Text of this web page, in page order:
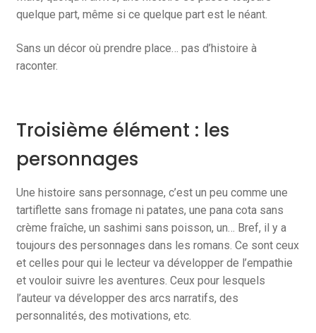
quelque part, même si ce quelque part est le néant.
Sans un décor où prendre place… pas d’histoire à
raconter.
Troisième élément : les
personnages
Une histoire sans personnage, c’est un peu comme une
tartiflette sans fromage ni patates, une pana cota sans
crème fraîche, un sashimi sans poisson, un… Bref, il y a
toujours des personnages dans les romans. Ce sont ceux
et celles pour qui le lecteur va développer de l’empathie
et vouloir suivre les aventures. Ceux pour lesquels
l’auteur va développer des arcs narratifs, des
personnalités, des motivations, etc.